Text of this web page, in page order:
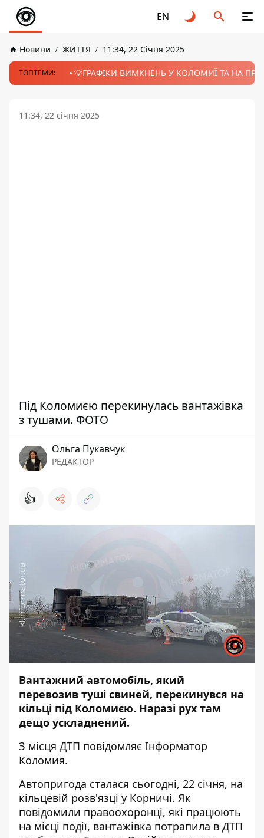
EN
Новини ЖИТТЯ 11:34, 22 Січня 2025
ТОПТЕМИ: 💡ГРАФІКИ ВИМКНЕНЬ У КОЛОМИЇ ТА НА
11:34, 22 січня 2025
Під Коломиєю перекинулась вантажівка
з тушами. ФОТО
Ольга Пукавчук
РЕДАКТОР
👍
Вантажний автомобіль, який
перевозив туші свиней, перекинувся на
кільці під Коломиєю. Наразі рух там
дещо ускладнений.
З місця ДТП повідомляє Інформатор
Коломия.
Автопригода сталася сьогодні, 22 січня, на
кільцевій розв'язці у Корничі. Як
повідомили правоохоронці, які працюють
на місці події, вантажівка потрапила в ДТП